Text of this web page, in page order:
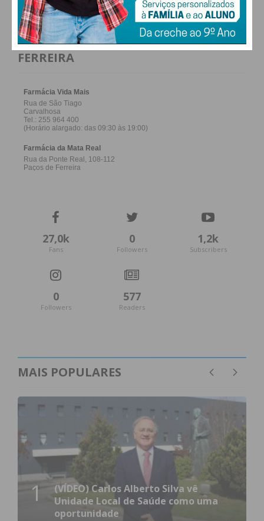
FARMACIAS DE SERVIÇO EM PAÇOS DE
FERREIRA
27,0k
Fans
0
Followers
1,2k
Subscribers
0
Followers
577
Readers
MAIS POPULARES
1
(VÍDEO) Carlos Alberto Silva vê
Unidade Local de Saúde como uma
oportunidade